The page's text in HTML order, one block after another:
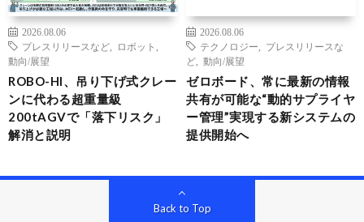
2026.08.06
プレスリリースなど
ロボット
動向/展望
ROBO-HI、吊り下げ式クレー
ンに代わる超重量級
200tAGVで「落下リスク」
解消と説明
2026.08.06
テクノロジー
プレスリリースな
ど
動向/展望
ゼロボード、常に最新の情報
共有が可能な“動的サプライヤ
ー管理”実現する新システムの
提供開始へ
Back to Top